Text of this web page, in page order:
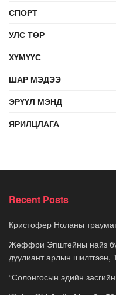
СПОРТ
УЛС ТӨР
ХҮМҮҮС
ШАР МЭДЭЭ
ЭРҮҮЛ МЭНД
ЯРИЛЦЛАГА
Recent Posts
Кристофер Ноланы
Жеффри Эпштейны найз
дуулиант арлын шилтгээн,
“Солонгосын эдийн